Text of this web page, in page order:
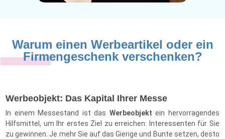
Warum einen Werbeartikel oder ein
Firmengeschenk verschenken?
Werbeobjekt: Das Kapital Ihrer Messe
In einem Messestand ist das Werbeobjekt ein hervorragendes
Hilfsmittel, um Ihr erstes Ziel zu erreichen: Interessenten für Sie
zu gewinnen. Je mehr Sie auf das Gierige und Bunte setzen, desto